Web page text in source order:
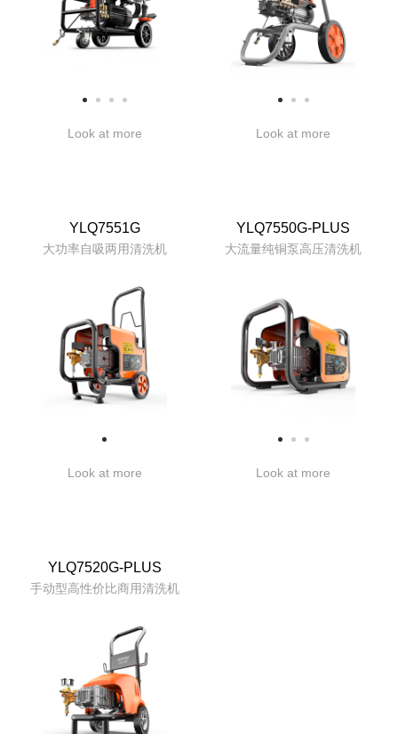
Look at more Look at more
YLQ7551G
大功率自吸两用清洗机
Look at more
YLQ7550G-PLUS
大流量纯铜泵高压清洗机
Look at more
YLQ7520G-PLUS
手动型高性价比商用清洗机